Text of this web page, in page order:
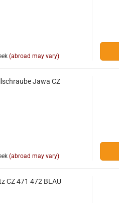
(abroad may vary)
Jawa CZ
(abroad may vary)
CZ 471 472 BLAU